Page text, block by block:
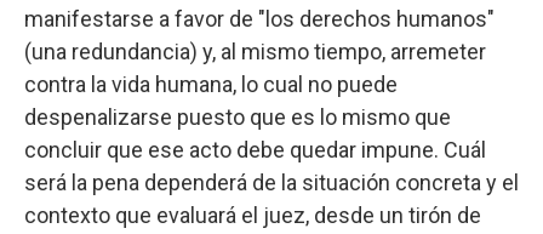
manifestarse a favor de "los derechos humanos"
(una redundancia) y, al mismo tiempo, arremeter
contra la vida humana, lo cual no puede
despenalizarse puesto que es lo mismo que
concluir que ese acto debe quedar impune. Cuál
será la pena dependerá de la situación concreta y el
contexto que evaluará el juez, desde un tirón de